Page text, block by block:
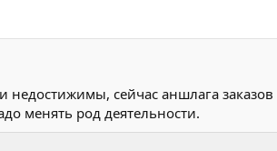
сейчас аншлага заказов
менять род деятельности.